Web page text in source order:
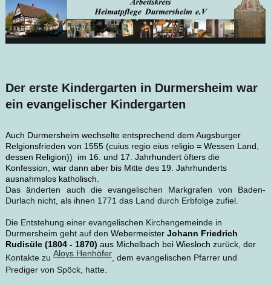
Der erste Kindergarten in Durmersheim war
ein evangelischer Kindergarten
Auch Durmersheim wechselte entsprechend dem Augsburger
Relgionsfrieden von 1555 (cuius regio eius religio = Wessen Land,
dessen Religion)) im 16. und 17. Jahrhundert öfters die
Konfession, war dann aber bis Mitte des 19. Jahrhunderts
ausnahmslos katholisch.
Das änderten auch die evangelischen Markgrafen von Baden-
Durlach nicht, als ihnen 1771 das Land durch Erbfolge zufiel.
Die Entstehung einer evangelischen Kirchengemeinde in
Durmersheim geht auf den Webermeister Johann Friedrich
Rudisüle (1804 - 1870) aus Michelbach bei Wiesloch zurück, der
Kontakte zu Aloys Henhöfer, dem evangelischen Pfarrer und
Prediger von Spöck, hatte.